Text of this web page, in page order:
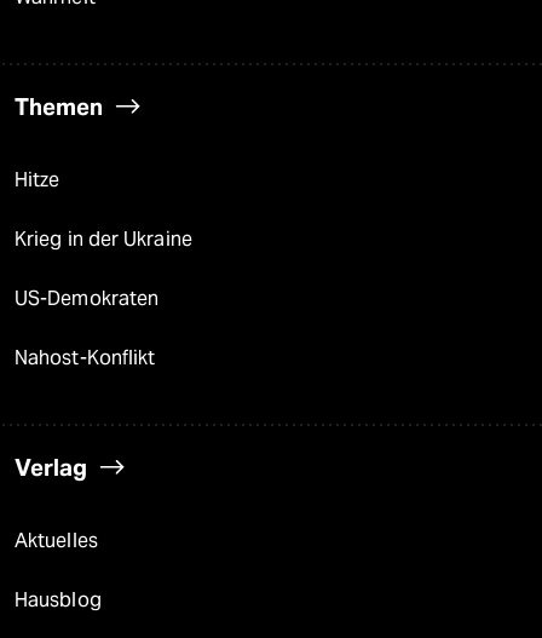
Themen
Hitze
Krieg in der Ukraine
US-Demokraten
Nahost-Konflikt
Verlag
Aktuelles
Hausblog